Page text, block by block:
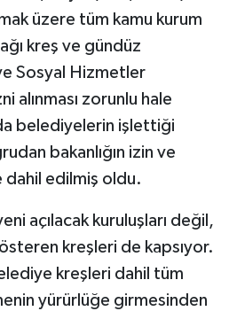
üzere tüm kamu kurum
kreş ve gündüz
Sosyal Hizmetler
alınması zorunlu hale
belediyelerin işlettiği
bakanlığın izin ve
edilmiş oldu.
açılacak kuruluşları değil,
kreşleri de kapsıyor.
kreşleri dahil tüm
yürürlüğe girmesinden